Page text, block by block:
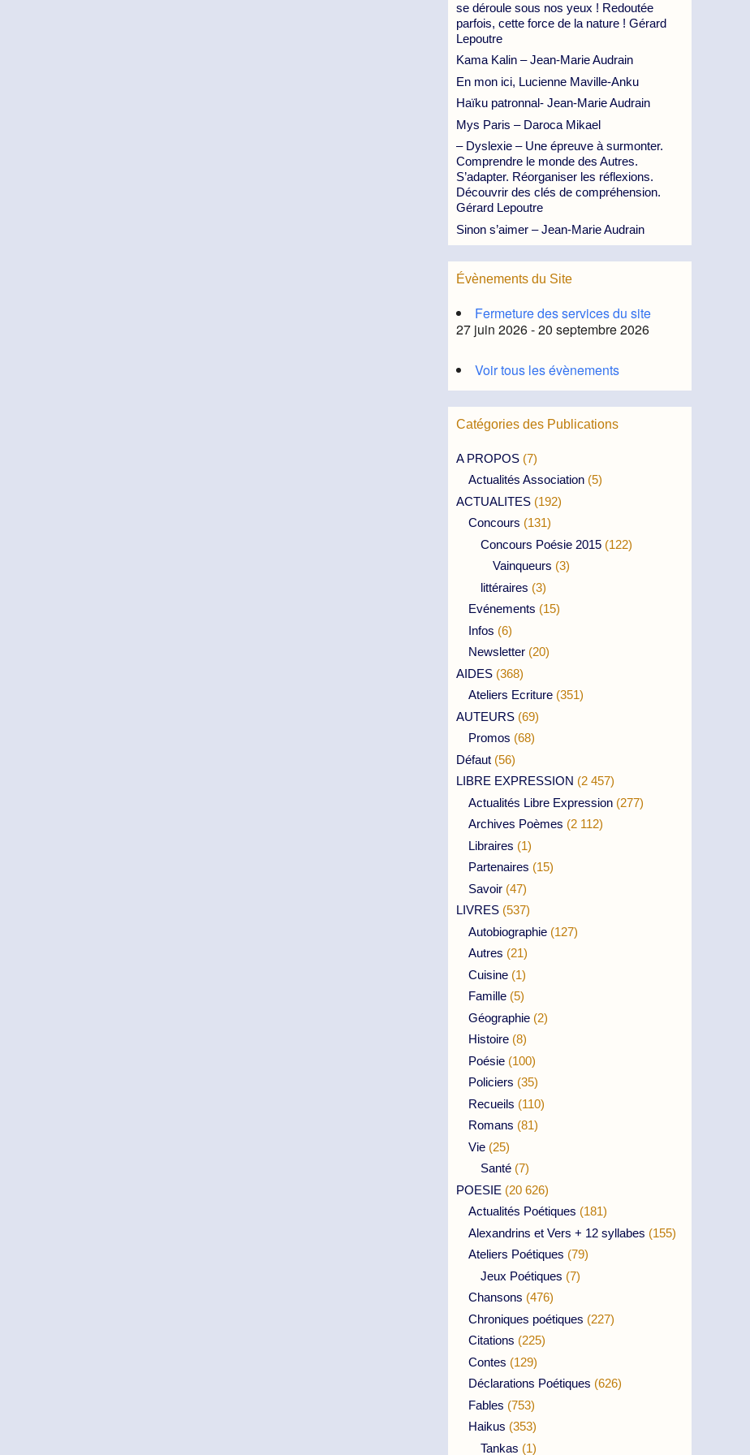
se déroule sous nos yeux ! Redoutée
parfois, cette force de la nature ! Gérard
Lepoutre
Kama Kalin – Jean-Marie Audrain
En mon ici, Lucienne Maville-Anku
Haïku patronnal- Jean-Marie Audrain
Mys Paris – Daroca Mikael
– Dyslexie – Une épreuve à surmonter.
Comprendre le monde des Autres.
S’adapter. Réorganiser les réflexions.
Découvrir des clés de compréhension.
Gérard Lepoutre
Sinon s’aimer – Jean-Marie Audrain
Évènements du Site
Fermeture des services du site
27 juin 2026 - 20 septembre 2026
Voir tous les évènements
Catégories des Publications
A PROPOS (7)
Actualités Association (5)
ACTUALITES (192)
Concours (131)
Concours Poésie 2015 (122)
Vainqueurs (3)
littéraires (3)
Evénements (15)
Infos (6)
Newsletter (20)
AIDES (368)
Ateliers Ecriture (351)
AUTEURS (69)
Promos (68)
Défaut (56)
LIBRE EXPRESSION (2 457)
Actualités Libre Expression (277)
Archives Poèmes (2 112)
Libraires (1)
Partenaires (15)
Savoir (47)
LIVRES (537)
Autobiographie (127)
Autres (21)
Cuisine (1)
Famille (5)
Géographie (2)
Histoire (8)
Poésie (100)
Policiers (35)
Recueils (110)
Romans (81)
Vie (25)
Santé (7)
POESIE (20 626)
Actualités Poétiques (181)
Alexandrins et Vers + 12 syllabes (155)
Ateliers Poétiques (79)
Jeux Poétiques (7)
Chansons (476)
Chroniques poétiques (227)
Citations (225)
Contes (129)
Déclarations Poétiques (626)
Fables (753)
Haikus (353)
Tankas (1)